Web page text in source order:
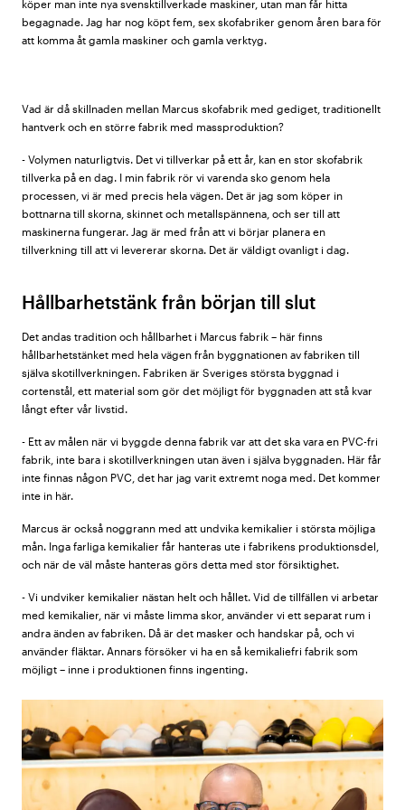
köper man inte nya svensktillverkade maskiner, utan man får hitta
begagnade. Jag har nog köpt fem, sex skofabriker genom åren bara för
att komma åt gamla maskiner och gamla verktyg.
Vad är då skillnaden mellan Marcus skofabrik med gediget, traditionellt
hantverk och en större fabrik med massproduktion?
- Volymen naturligtvis. Det vi tillverkar på ett år, kan en stor skofabrik
tillverka på en dag. I min fabrik rör vi varenda sko genom hela
processen, vi är med precis hela vägen. Det är jag som köper in
bottnarna till skorna, skinnet och metallspännena, och ser till att
maskinerna fungerar. Jag är med från att vi börjar planera en
tillverkning till att vi levererar skorna. Det är väldigt ovanligt i dag.
Hållbarhetstänk från början till slut
Det andas tradition och hållbarhet i Marcus fabrik – här finns
hållbarhetstänket med hela vägen från byggnationen av fabriken till
själva skotillverkningen. Fabriken är Sveriges största byggnad i
cortenstål, ett material som gör det möjligt för byggnaden att stå kvar
långt efter vår livstid.
- Ett av målen när vi byggde denna fabrik var att det ska vara en PVC-fri
fabrik, inte bara i skotillverkningen utan även i själva byggnaden. Här får
inte finnas någon PVC, det har jag varit extremt noga med. Det kommer
inte in här.
Marcus är också noggrann med att undvika kemikalier i största möjliga
mån. Inga farliga kemikalier får hanteras ute i fabrikens produktionsdel,
och när de väl måste hanteras görs detta med stor försiktighet.
- Vi undviker kemikalier nästan helt och hållet. Vid de tillfällen vi arbetar
med kemikalier, när vi måste limma skor, använder vi ett separat rum i
andra änden av fabriken. Då är det masker och handskar på, och vi
använder fläktar. Annars försöker vi ha en så kemikaliefri fabrik som
möjligt – inne i produktionen finns ingenting.